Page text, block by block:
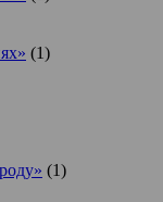
(1)
(1)